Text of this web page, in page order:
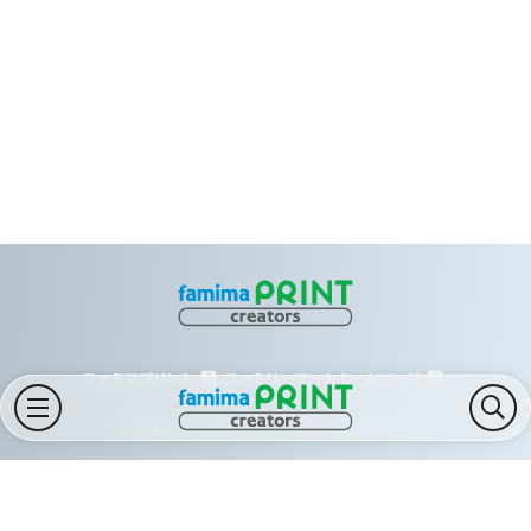
ファミマプリント ファミリーマートホームページ
Copyright © FamilyMart Co., Ltd.All Rights Reserved.